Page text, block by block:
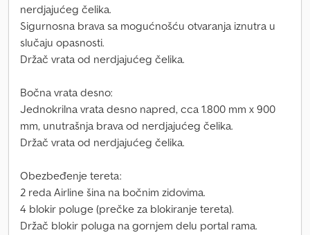
nerdjajućeg čelika.
Sigurnosna brava sa mogućnošću otvaranja iznutra u
slučaju opasnosti.
Držač vrata od nerdjajućeg čelika.
Bočna vrata desno:
Jednokrilna vrata desno napred, cca 1.800 mm x 900
mm, unutrašnja brava od nerdjajućeg čelika.
Držač vrata od nerdjajućeg čelika.
Obezbeđenje tereta:
2 reda Airline šina na bočnim zidovima.
4 blokir poluge (prečke za blokiranje tereta).
Držač blokir poluga na gornjem delu portal rama.